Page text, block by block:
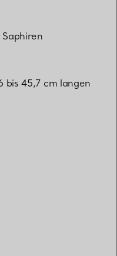
bis 45,7 cm langen